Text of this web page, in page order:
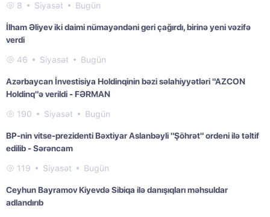
8 Siyasət Bugün
İlham Əliyev iki daimi nümayəndəni geri çağırdı, birinə yeni vəzifə
verdi
46 Siyasət Bugün
Azərbaycan İnvestisiya Holdinqinin bəzi səlahiyyətləri "AZCON
Holdinq"ə verildi - FƏRMAN
190 Siyasət Bugün
BP-nin vitse-prezidenti Bəxtiyar Aslanbəyli "Şöhrət" ordeni ilə təltif
edilib - Sərəncam
119 Siyasət Bugün
Ceyhun Bayramov Kiyevdə Sibiqa ilə danışıqları məhsuldar
adlandırıb